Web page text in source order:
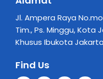
Jl. Ampera Raya
Tim., Ps. Minggu, Kota
Khusus Ibukota
Find Us